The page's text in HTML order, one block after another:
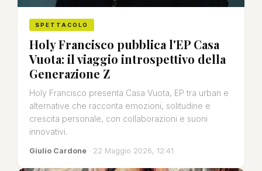
SPETTACOLO
Holy Francisco pubblica l'EP Casa
Vuota: il viaggio introspettivo della
Generazione Z
Holy Francisco presenta Casa Vuota, EP tra urban e
alternative che racconta emozioni, solitudine e
crescita personale, con collaborazioni e suoni
innovativi.
Giulio Cardone · 22 Maggio 2026, 12:41